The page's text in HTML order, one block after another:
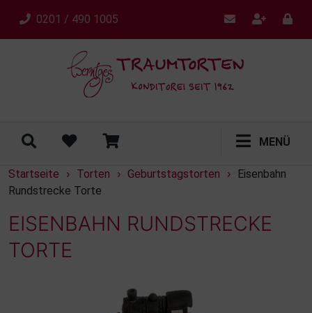
0201 / 490 1005
MENÜ
Startseite › Torten › Geburtstagstorten ›
Eisenbahn
Rundstrecke Torte
EISENBAHN RUNDSTRECKE
TORTE